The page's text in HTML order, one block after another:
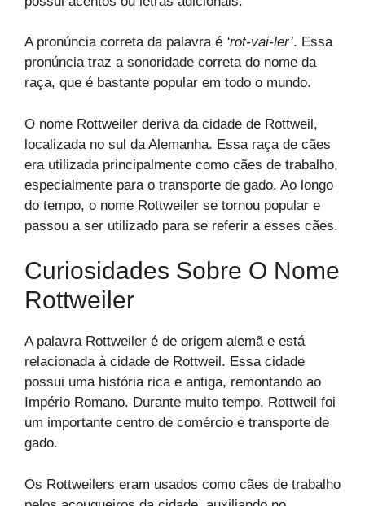
A pronúncia correta da palavra é ‘rot-vai-ler’. Essa
pronúncia traz a sonoridade correta do nome da
raça, que é bastante popular em todo o mundo.
O nome Rottweiler deriva da cidade de Rottweil,
localizada no sul da Alemanha. Essa raça de cães
era utilizada principalmente como cães de trabalho,
especialmente para o transporte de gado. Ao longo
do tempo, o nome Rottweiler se tornou popular e
passou a ser utilizado para se referir a esses cães.
Curiosidades Sobre O Nome
Rottweiler
A palavra Rottweiler é de origem alemã e está
relacionada à cidade de Rottweil. Essa cidade
possui uma história rica e antiga, remontando ao
Império Romano. Durante muito tempo, Rottweil foi
um importante centro de comércio e transporte de
gado.
Os Rottweilers eram usados como cães de trabalho